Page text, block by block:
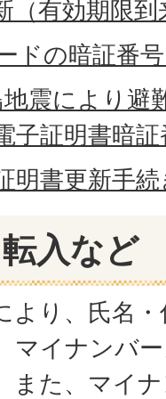
（有効期限
ドの暗証番
震により避
子証明書暗
明書更新手
入など
より、氏名
マイナンバ
また、マイ